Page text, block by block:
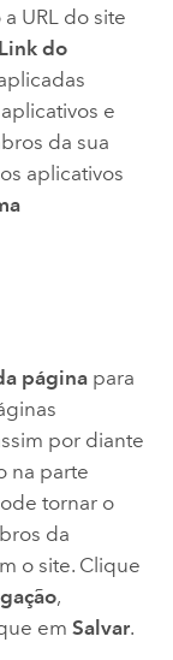
URL do site
Link do
e
da sua
aplicativos
páginapara
por diante
na parte
tornar o
da
o site. Clique
,
em Salvar.